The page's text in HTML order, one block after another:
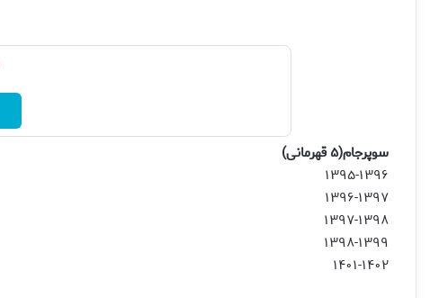
سوپرجام(۵ قهرمانی)
۱۳۹۵-۱۳۹۶
۱۳۹۶-۱۳۹۷
۱۳۹۷-۱۳۹۸
۱۳۹۸-۱۳۹۹
۱۴۰۱-۱۴۰۲